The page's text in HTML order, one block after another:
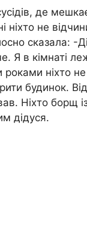
де
ніхто не
сказала:
Я в кімнаті
роками ніхто
будинок.
Ніхто борщ
дідуся.